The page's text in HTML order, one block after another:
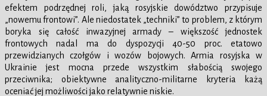
efektem podrzędnej roli, jaką rosyjskie dowództwo przypisuje
„nowemu frontowi”. Ale niedostatek „techniki” to problem, z którym
boryka się całość inwazyjnej armady – większość jednostek
frontowych nadal ma do dyspozycji 40-50 proc. etatowo
przewidzianych czołgów i wozów bojowych. Armia rosyjska w
Ukrainie jest mocna przede wszystkim słabością swojego
przeciwnika; obiektywne analityczno-militarne kryteria każą
oceniać jej możliwości jako relatywnie niskie.